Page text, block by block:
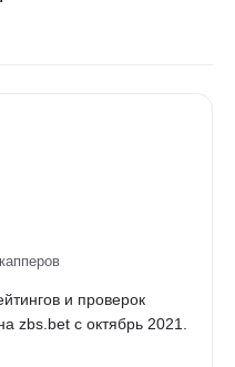
и проверок
zbs.bet с октябрь 2021.